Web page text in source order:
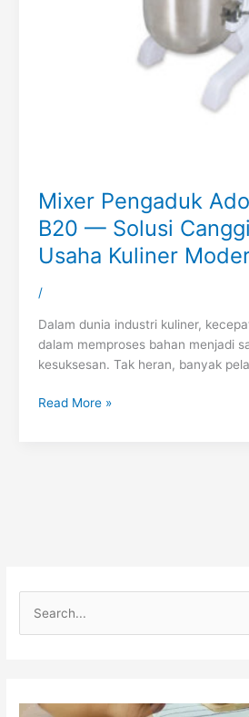
Mixer Pengaduk
B20 — Solusi
Usaha Kuliner
/
Dalam dunia industri kuliner,
dalam memproses bahan menjadi
kesuksesan. Tak heran, banyak
Read More »